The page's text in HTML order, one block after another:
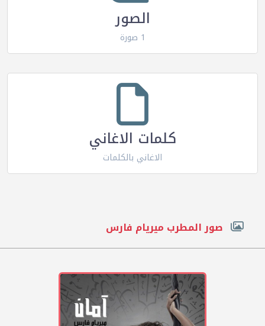
الصور
1 صورة
كلمات الاغاني
الاغاني بالكلمات
صور المطرب ميريام فارس